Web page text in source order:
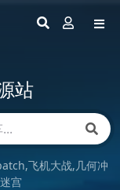
站
飞机大战 几何冲
迷宫